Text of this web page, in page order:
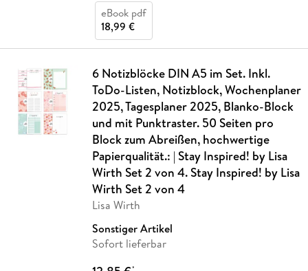
eBook pdf
18,99 €
6 Notizblöcke DIN A5 im Set. Inkl.
ToDo-Listen, Notizblock, Wochenplaner
2025, Tagesplaner 2025, Blanko-Block
und mit Punktraster. 50 Seiten pro
Block zum Abreißen, hochwertige
Papierqualität.: | Stay Inspired! by Lisa
Wirth Set 2 von 4. Stay Inspired! by Lisa
Wirth Set 2 von 4
Lisa Wirth
Sonstiger Artikel
Sofort lieferbar
*